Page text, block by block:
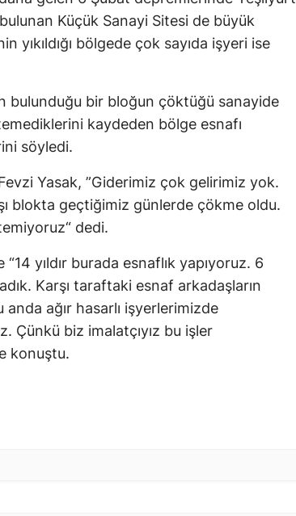
Küçük Sanayi Sitesi de büyük
yıkıldığı bölgede çok sayıda işyeri ise
bulunduğu bir bloğun çöktüğü sanayide
kaydeden bölge esnafı
söyledi.
Yasak, ”Giderimiz çok gelirimiz yok.
blokta geçtiğimiz günlerde çökme oldu.
dedi.
yıldır burada esnaflık yapıyoruz. 6
Karşı taraftaki esnaf arkadaşların
ağır hasarlı işyerlerimizde
Çünkü biz imalatçıyız bu işler
konuştu.